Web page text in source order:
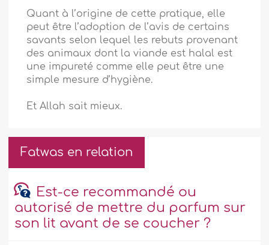
Quant à l’origine de cette pratique, elle
peut être l’adoption de l’avis de certains
savants selon lequel les rebuts provenant
des animaux dont la viande est halal est
une impureté comme elle peut être une
simple mesure d’hygiène.
Et Allah sait mieux.
Fatwas en relation
Est-ce recommandé ou
autorisé de mettre du parfum sur
son lit avant de se coucher ?